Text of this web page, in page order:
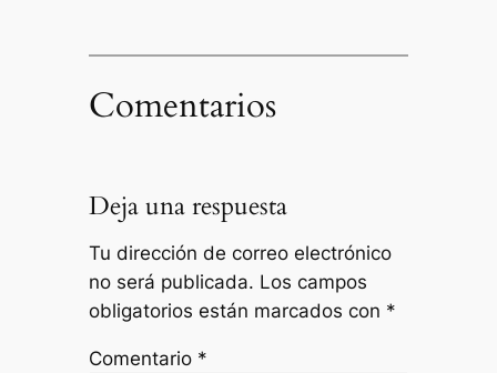
Comentarios
Deja una respuesta
Tu dirección de correo electrónico
no será publicada. Los campos
obligatorios están marcados con *
Comentario *